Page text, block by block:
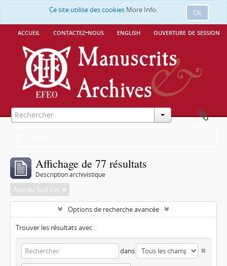
Ok
Ce site utilise des cookies More Info.
accueil contactez-nous english ouverture de session
Affichage de 77 résultats
Description archivistique
Asie du Sud-Est
Options de recherche avancée
Trouver les résultats avec :
dans